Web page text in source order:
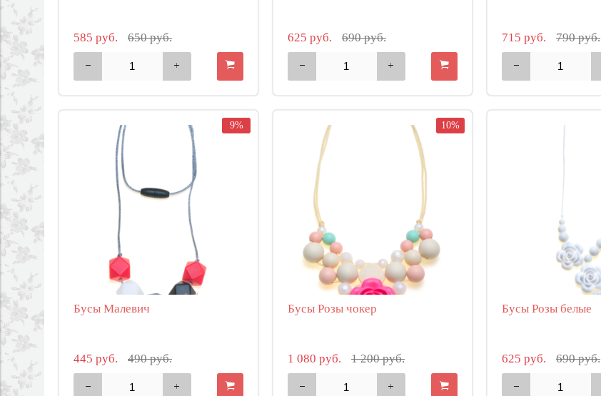
585 руб. 650 руб. 625 руб. 690 руб. 715 руб. 790 руб.
9%
Бусы Малевич
445 руб. 490 руб.
10%
Бусы Розы чокер
1 080 руб. 1 200 руб.
Бусы Розы белые
625 руб. 690 руб.